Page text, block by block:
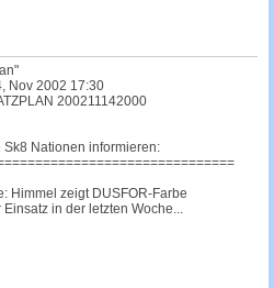
Nov 2002 17:30
200211142000
Sk8 Nationen informieren:
Himmel zeigt DUSFOR-Farbe
Einsatz in der letzten Woche...